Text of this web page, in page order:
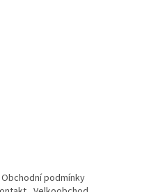
Obchodní podmínky